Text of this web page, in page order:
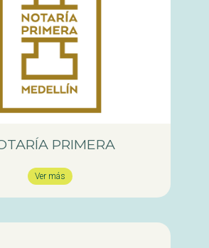
PRIMERA
Ver más